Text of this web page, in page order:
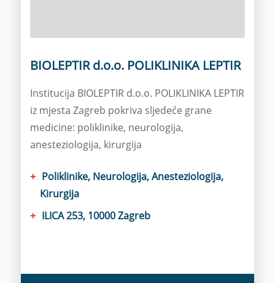
BIOLEPTIR d.o.o. POLIKLINIKA LEPTIR
Institucija BIOLEPTIR d.o.o. POLIKLINIKA LEPTIR
iz mjesta Zagreb pokriva sljedeće grane
medicine: poliklinike, neurologija,
anesteziologija, kirurgija
Poliklinike, Neurologija, Anesteziologija,
Kirurgija
ILICA 253, 10000 Zagreb